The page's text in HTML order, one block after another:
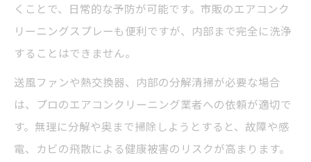
くことで、日常的な予防が可能です。市販のエアコンク
リーニングスプレーも便利ですが、内部まで完全に洗浄
することはできません。
送風ファンや熱交換器、内部の分解清掃が必要な場合
は、プロのエアコンクリーニング業者への依頼が適切で
す。無理に分解や奥まで掃除しようとすると、故障や感
電、カビの飛散による健康被害のリスクが高まります。